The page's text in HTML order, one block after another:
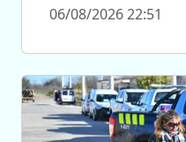
06/08/2026 22:51